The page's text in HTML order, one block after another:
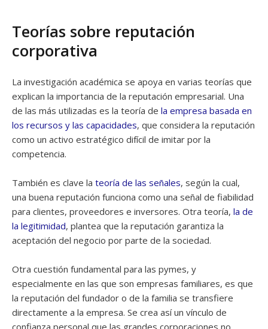
Teorías sobre reputación
corporativa
La investigación académica se apoya en varias teorías que
explican la importancia de la reputación empresarial. Una
de las más utilizadas es la teoría de la empresa basada en
los recursos y las capacidades, que considera la reputación
como un activo estratégico difícil de imitar por la
competencia.
También es clave la teoría de las señales, según la cual,
una buena reputación funciona como una señal de fiabilidad
para clientes, proveedores e inversores. Otra teoría, la de
la legitimidad, plantea que la reputación garantiza la
aceptación del negocio por parte de la sociedad.
Otra cuestión fundamental para las pymes, y
especialmente en las que son empresas familiares, es que
la reputación del fundador o de la familia se transfiere
directamente a la empresa. Se crea así un vínculo de
confianza personal que las grandes corporaciones no